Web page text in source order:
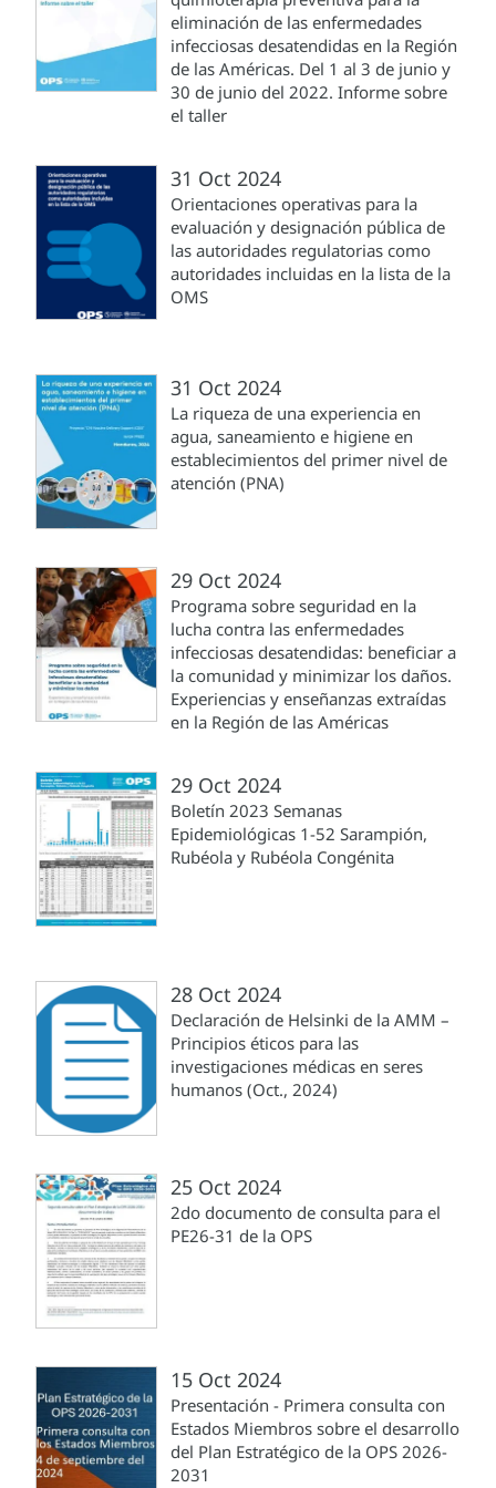
eliminación de las enfermedades
infecciosas desatendidas en la Región
de las Américas. Del 1 al 3 de junio y
30 de junio del 2022. Informe sobre
el taller
31 Oct 2024
Orientaciones operativas para la
evaluación y designación pública de
las autoridades regulatorias como
autoridades incluidas en la lista de la
OMS
31 Oct 2024
La riqueza de una experiencia en
agua, saneamiento e higiene en
establecimientos del primer nivel de
atención (PNA)
29 Oct 2024
Programa sobre seguridad en la
lucha contra las enfermedades
infecciosas desatendidas: beneficiar a
la comunidad y minimizar los daños.
Experiencias y enseñanzas extraídas
en la Región de las Américas
29 Oct 2024
Boletín 2023 Semanas
Epidemiológicas 1-52 Sarampión,
Rubéola y Rubéola Congénita
28 Oct 2024
Declaración de Helsinki de la AMM –
Principios éticos para las
investigaciones médicas en seres
humanos (Oct., 2024)
25 Oct 2024
2do documento de consulta para el
PE26-31 de la OPS
15 Oct 2024
Presentación - Primera consulta con
Estados Miembros sobre el desarrollo
del Plan Estratégico de la OPS 2026-
2031